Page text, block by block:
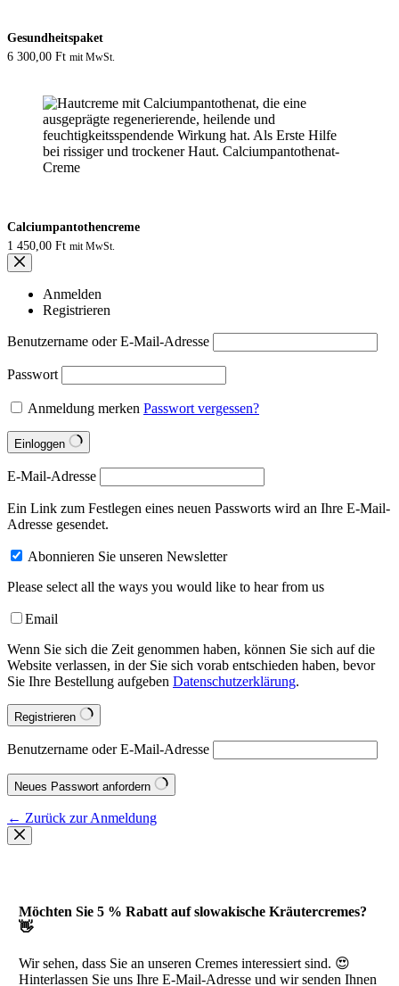
Gesundheitspaket
6 300,00 Ft mit MwSt.
Calciumpantothencreme
1 450,00 Ft mit MwSt.
Anmelden
Registrieren
Benutzername oder E-Mail-Adresse
Passwort
Anmeldung merken Passwort vergessen?
Einloggen
E-Mail-Adresse
Ein Link zum Festlegen eines neuen Passworts wird an Ihre E-Mail-
Adresse gesendet.
Abonnieren Sie unseren Newsletter
Please select all the ways you would like to hear from us
Email
Wenn Sie sich die Zeit genommen haben, können Sie sich auf die
Website verlassen, in der Sie sich vorab entschieden haben, bevor
Sie Ihre Bestellung aufgeben Datenschutzerklärung.
Registrieren
Benutzername oder E-Mail-Adresse
Neues Passwort anfordern
← Zurück zur Anmeldung
Möchten Sie 5 % Rabatt auf slowakische Kräutercremes?
👋
Wir sehen, dass Sie an unseren Cremes interessiert sind. 😍
Hinterlassen Sie uns Ihre E-Mail-Adresse und wir senden Ihnen